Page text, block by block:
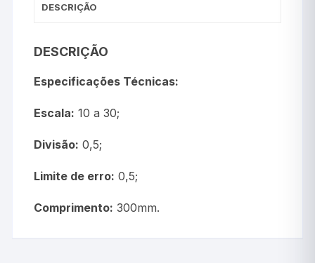
DESCRIÇÃO
DESCRIÇÃO
Especificações Técnicas:
Escala: 10 a 30;
Divisão: 0,5;
Limite de erro: 0,5;
Comprimento: 300mm.